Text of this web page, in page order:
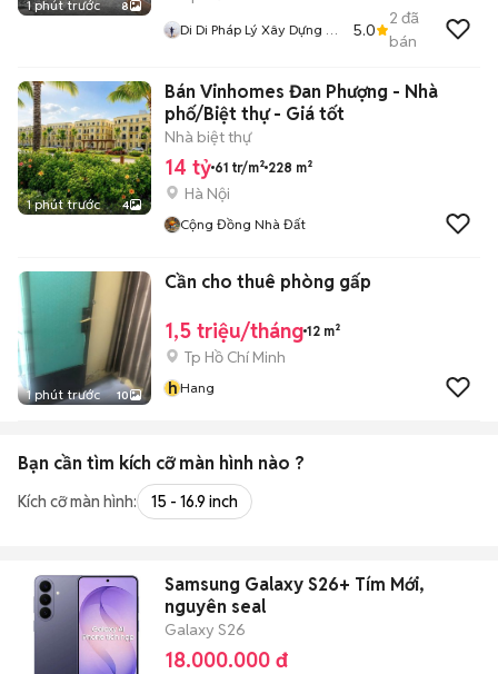
1 phút trước 8
Di Di Pháp Lý Xây Dựng Củ
5.0
2 đã
bán
1 phút trước 4
Bán Vinhomes Đan Phượng - Nhà
phố/Biệt thự - Giá tốt
Nhà biệt thự
14 tỷ 61 tr/m² 228 m²
Hà Nội
Cộng Đồng Nhà Đất
1 phút trước 10
Cần cho thuê phòng gấp
1,5 triệu/tháng 12 m²
Tp Hồ Chí Minh
hHang
Bạn cần tìm kích cỡ màn hình nào ?
Kích cỡ màn hình: 15 - 16.9 inch
Samsung Galaxy S26+ Tím Mới,
nguyên seal
Galaxy S26
18.000.000 đ